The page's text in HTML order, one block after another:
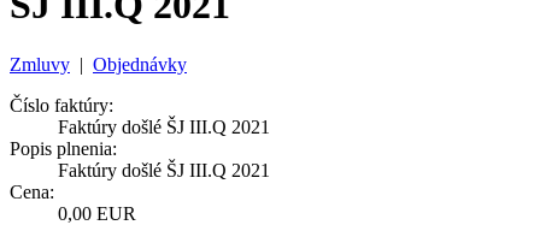
Zmluvy | Objednávky
Číslo faktúry:
Faktúry došlé ŠJ III.Q 2021
Popis plnenia:
Faktúry došlé ŠJ III.Q 2021
Cena:
0,00 EUR